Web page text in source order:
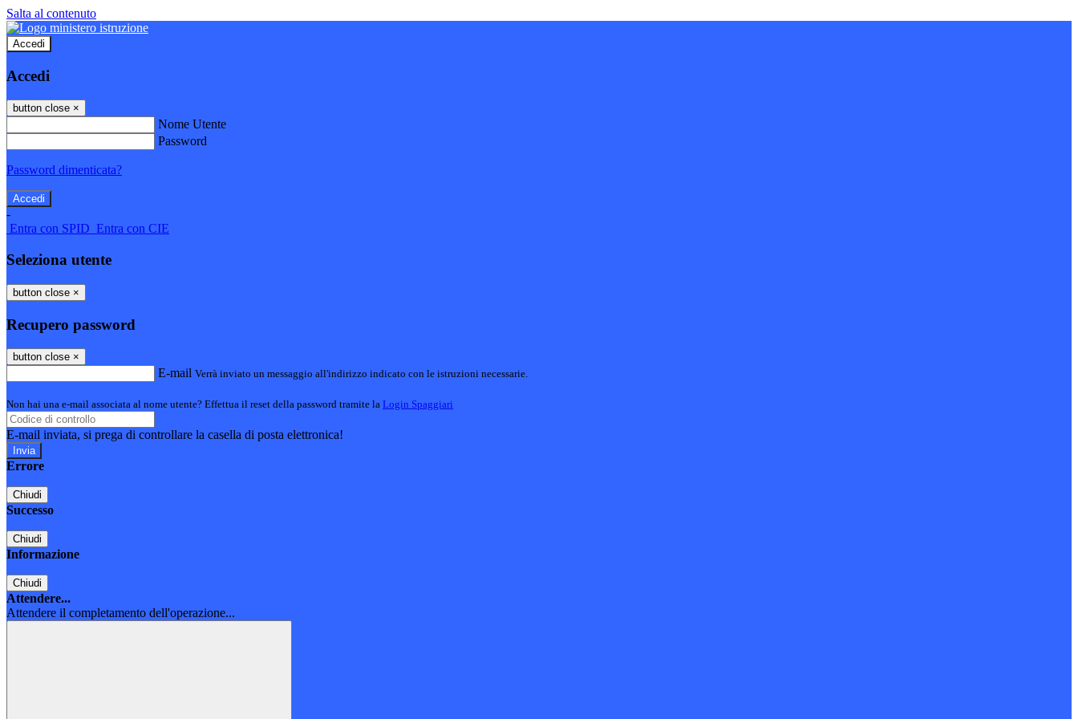
Salta al contenuto
Accedi
Accedi
button close ×
Nome Utente
Password
Password dimenticata?
-
Entra con SPID Entra con CIE
Seleziona utente
button close ×
Recupero password
button close ×
E-mail Verrà inviato un messaggio all'indirizzo indicato con le istruzioni necessarie.
Non hai una e-mail associata al nome utente? Effettua il reset della password tramite la Login Spaggiari
E-mail inviata, si prega di controllare la casella di posta elettronica!
Errore
Chiudi
Successo
Chiudi
Informazione
Chiudi
Attendere...
Attendere il completamento dell'operazione...